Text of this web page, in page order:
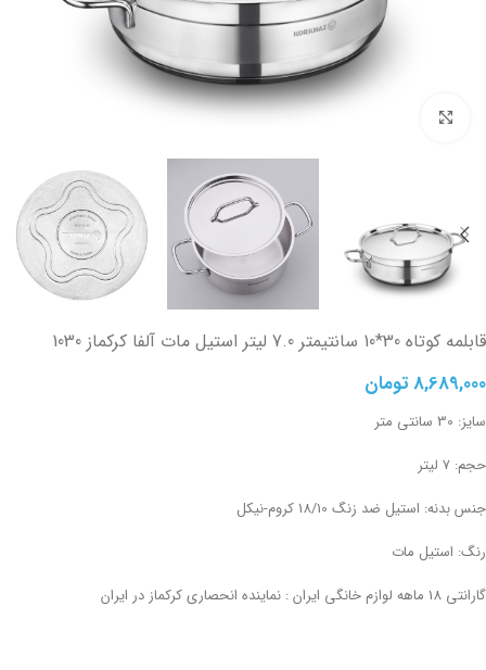
قابلمه کوتاه 30*10 سانتیمتر 7.0 لیتر استیل مات آلفا کرکماز 1030
8,689,000تومان
سایز: 30 سانتی متر
حجم: 7 لیتر
جنس بدنه: استیل ضد زنگ 18/10 کروم-نیکل
رنگ: استیل مات
گارانتی 18 ماهه لوازم خانگی ایران : نماینده انحصاری کرکماز در ایران